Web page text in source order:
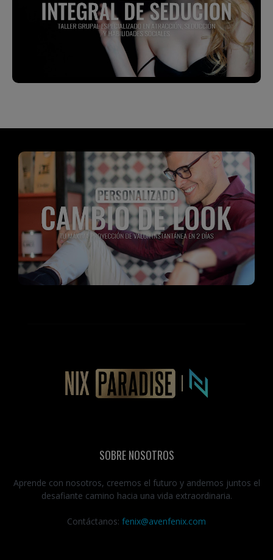
SOBRE NOSOTROS
Aprende con nosotros, creemos el futuro y andemos juntos el
desafiante camino hacia una vida extraordinaria.
Contáctanos: fenix@avenfenix.com